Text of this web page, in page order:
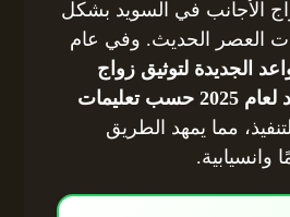
الأجانب في السويد بشكل
العصر الحديث. وفي عام
الجديدة لتوثيق زواج
الأجانب في السويد لعام 2025 حسب تعليمات
مما يمهد الطريق
وانسيابية.